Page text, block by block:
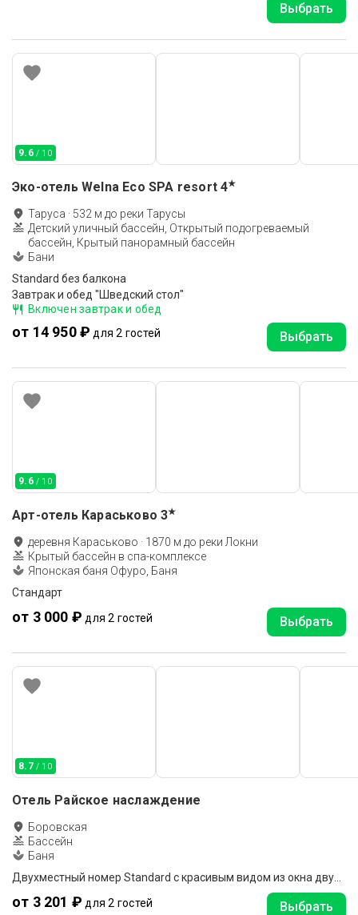
Выбрать
9.6 / 10
Эко-отель Welna Eco SPA resort 4★
Таруса · 532 м до реки Тарусы
Детский уличный бассейн, Открытый подогреваемый
бассейн, Крытый панорамный бассейн
Бани
Standard без балкона
Завтрак и обед "Шведский стол"
Включен завтрак и обед
от 14 950 ₽ для 2 гостей Выбрать
9.6 / 10
Арт-отель Караськово 3★
деревня Караськово · 1870 м до реки Локни
Крытый бассейн в спа-комплексе
Японская баня Офуро, Баня
Стандарт
от 3 000 ₽ для 2 гостей Выбрать
8.7 / 10
Отель Райское наслаждение
Боровская
Бассейн
Баня
от 3 201 ₽ для 2 гостей Выбрать